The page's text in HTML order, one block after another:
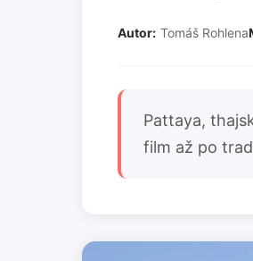
Autor: Tomáš Rohlena
Pattaya,
film až po